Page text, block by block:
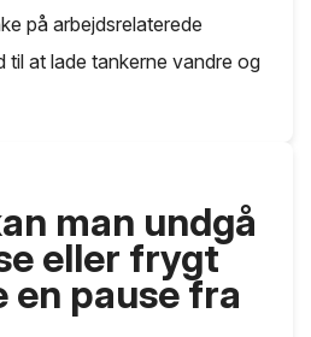
på arbejdsrelaterede
til at lade tankerne vandre og
man undgå
eller frygt
en pause fra